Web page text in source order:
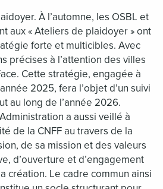
À l’automne, les OSBL et
aux « Ateliers de plaidoyer » ont
forte et multicibles. Avec
précises à l’attention des villes
Cette stratégie, engagée à
2025, fera l’objet d’un suivi
au long de l’année 2026.
a aussi veillé à
de la CNFF au travers de la
de sa mission et des valeurs
d’ouverture et d’engagement
création. Le cadre commun ainsi